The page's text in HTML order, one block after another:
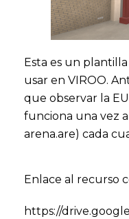
Esta es un
usar en VIROO.
que observar la
funciona una vez
arena.are) cada
Enlace al recurso
https://